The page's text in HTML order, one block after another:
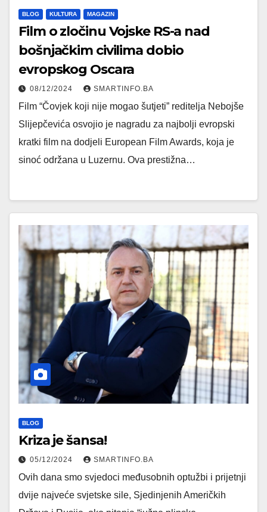
BLOG KULTURA MAGAZIN
Film o zločinu Vojske RS-a nad
bošnjačkim civilima dobio
evropskog Oscara
08/12/2024 SMARTINFO.BA
Film “Čovjek koji nije mogao šutjeti” reditelja Nebojše
Slijepčevića osvojio je nagradu za najbolji evropski
kratki film na dodjeli European Film Awards, koja je
sinoć održana u Luzernu. Ova prestižna…
BLOG
Kriza je šansa!
05/12/2024 SMARTINFO.BA
Ovih dana smo svjedoci međusobnih optužbi i prijetnji
dvije najveće svjetske sile, Sjedinjenih Američkih